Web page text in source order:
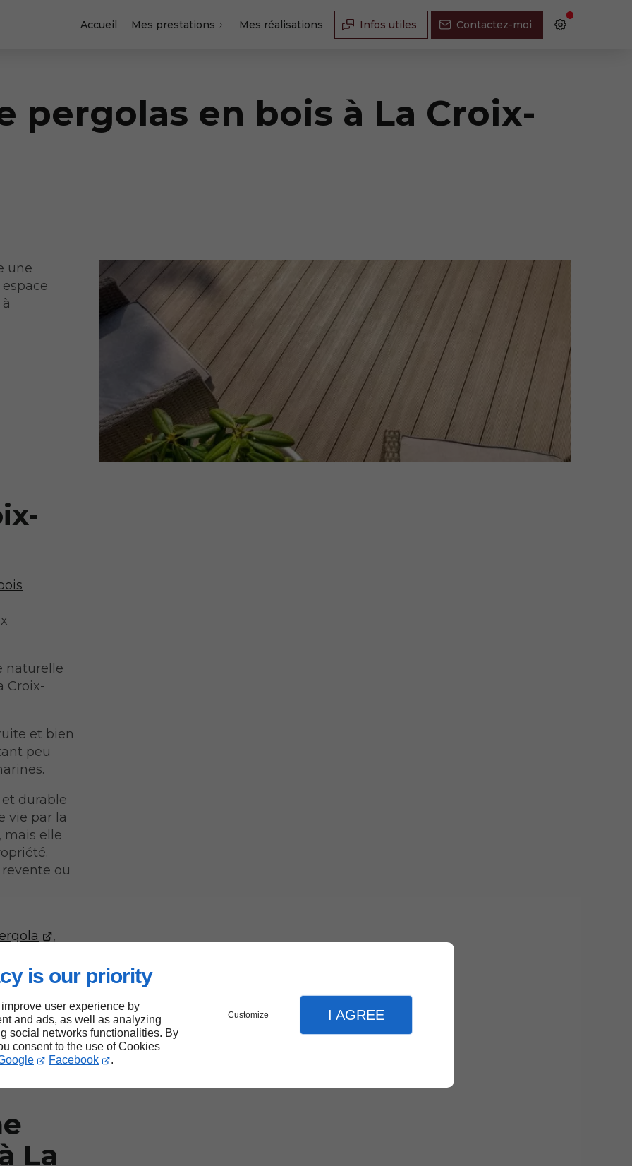
is our priority
user experience by
and ads, as well as analyzing
social networks functionalities. By
consent to the use of Cookies
Facebook .
Customize I AGREE
Accueil Mes prestations Mes réalisations Infos utiles Contactez-moi
pergolas en bois à La Croix-
une
naturelle
Croix-
et bien
peu
durable
vie par la
mais elle
ou
,
Bois. Je
répond
à
La